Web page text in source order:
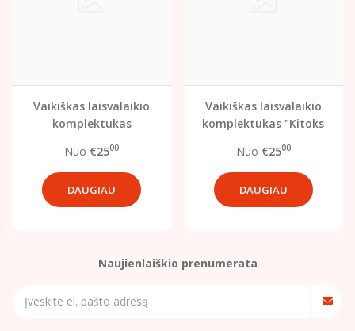
Vaikiškas laisvalaikio
komplektukas
(pilkai rusva spalva)
Nuo €2500
DAUGIAU
Vaikiškas laisvalaikio
komplektukas "Kitoks
Nuo €2500
DAUGIAU
Naujienlaiškio prenumerata